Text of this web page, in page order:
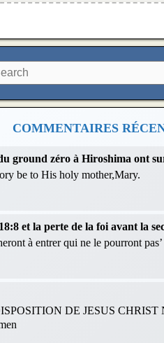
COMMENTAIRES
ground zéro à Hiroshima ont
be to His holy mother,Mary.
et la perte de la foi avant la
à entrer qui ne le pourront pas’
DE JESUS CHRIST